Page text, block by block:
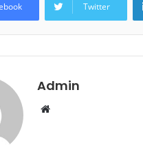
Twitter
Admin
Web